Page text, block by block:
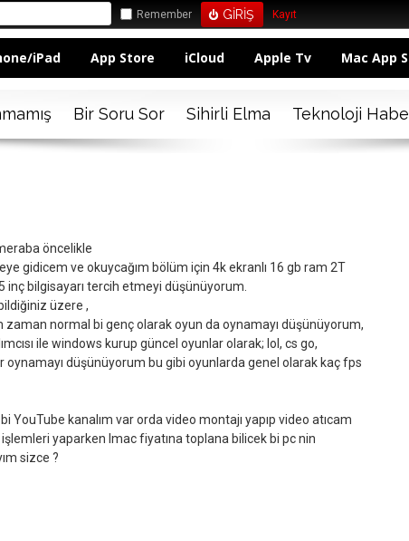
Remember Kayıt
iPad App Store iCloud Apple Tv Mac App
Bir Soru Sor Sihirli Elma Teknoloji
öncelikle
gidicem ve okuycağım bölüm için 4k ekranlı 16 gb ram 2T
inç bilgisayarı tercih etmeyi düşünüyorum.
üzere ,
zaman normal bi genç olarak oyun da oynamayı düşünüyorum,
ile windows kurup güncel oyunlar olarak; lol, cs go,
oynamayı düşünüyorum bu gibi oyunlarda genel olarak kaç fps
YouTube kanalım var orda video montajı yapıp video atıcam
yaparken Imac fiyatına toplana bilicek bi pc nin
sizce ?